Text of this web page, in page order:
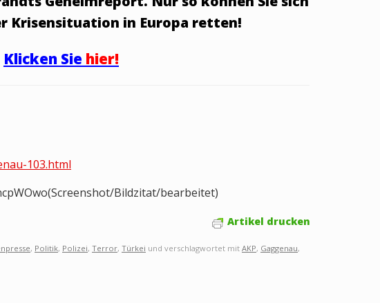
Krisensituation in Europa retten!
Klicken Sie hier!
103.html
Bildzitat/bearbeitet)
Artikel drucken
, Politik, Polizei, Terror, Türkei und verschlagwortet mit AKP, Gaggenau,